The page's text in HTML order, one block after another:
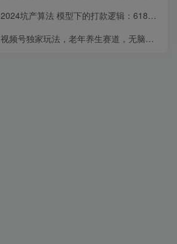
2024坑产算法 模型下的打款逻辑：618最新玩法（10节课）
视频号独家玩法，老年养生赛道，无脑搬运爆款视频，日入1000+